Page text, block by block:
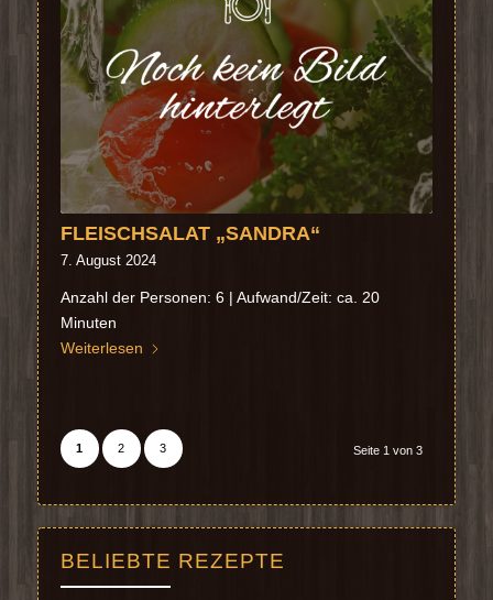
FLEISCHSALAT „SANDRA“
7. August 2024
Anzahl der Personen: 6 | Aufwand/Zeit: ca. 20
Minuten
Weiterlesen
Seite 1 von 3
1 2 3
BELIEBTE REZEPTE